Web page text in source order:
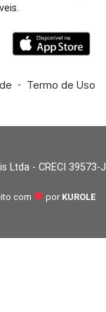
- Termo de Uso
Ltda - CRECI 39573-J
com por KUROLE